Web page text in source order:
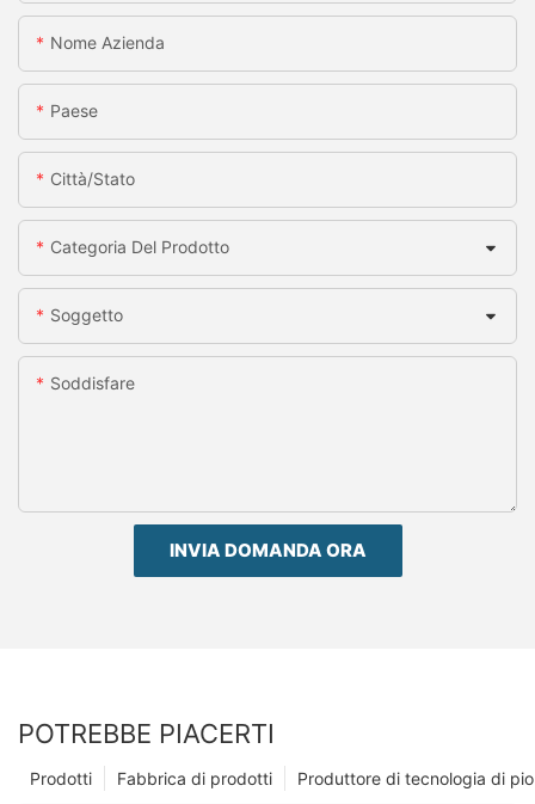
Nome Azienda
Paese
Città/stato
Categoria Del Prodotto
Soggetto
Soddisfare
INVIA DOMANDA ORA
POTREBBE PIACERTI
Produttore di tecnologia di
Fabbrica di prodotti
Prodotti